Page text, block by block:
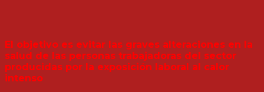
El objetivo es evitar las graves alteraciones en la
salud de las personas trabajadoras del sector
producidas por la exposición laboral al calor
intenso